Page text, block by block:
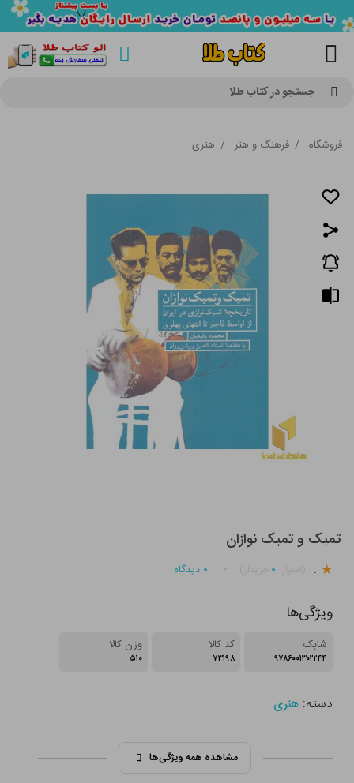
جستجو در کتاب طلا
فروشگاه / فرهنگ و هنر / هنری
تمبک و تمبک نوازان
. ۰ ۰ دیدگاه
ویژگی‌ها
شابک
۹۷۸۶۰۰۱۳۰۲۲۴۴
کد کالا
۷۳۱۹۸
وزن کالا
۵۱۰
دسته:هنری
مشاهده همه ویژگی‌ها